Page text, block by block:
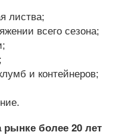
листва;
всего сезона;
и контейнеров;
рынке более 20 лет